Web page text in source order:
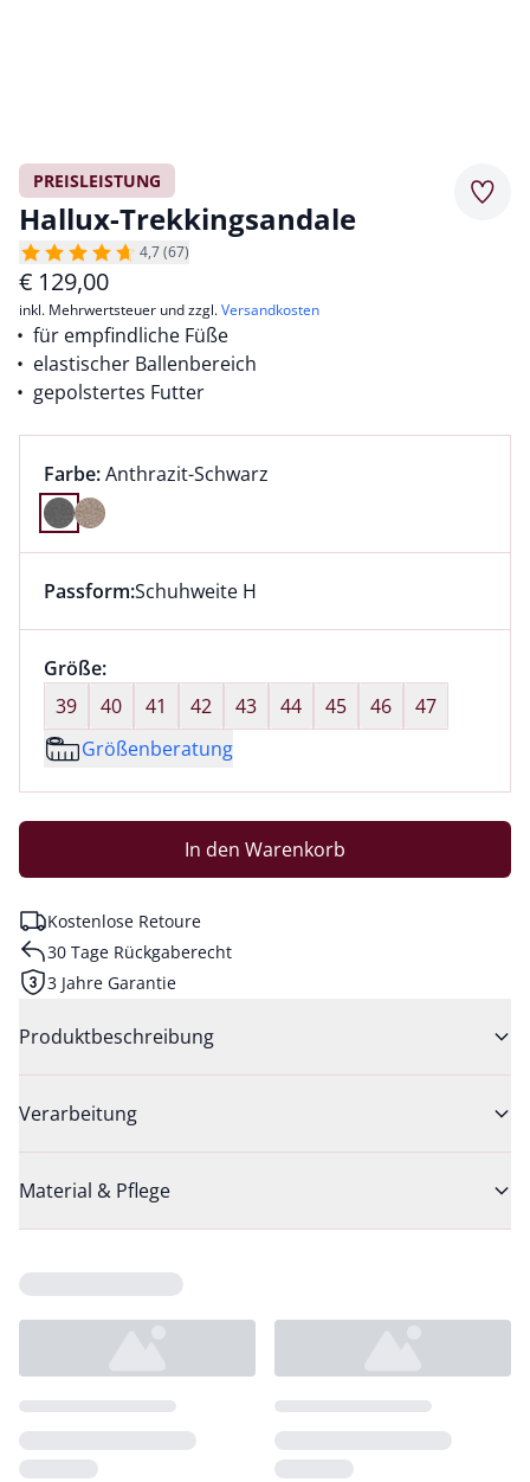
PREISLEISTUNG
Hallux-Trekkingsandale
4,7 (67)
€ 129,00
inkl. Mehrwertsteuer und zzgl.Versandkosten
für empfindliche Füße
elastischer Ballenbereich
gepolstertes Futter
Farbauswahl:
Farbe:aktuell ausgewählt:
Anthrazit-Schwarz
Farbe Anthrazit-Schwarz ausgewählt
Dieser Artikel hat die Passform Schuhweite H. für
Passform:Schuhweite H
Größenauswahl:
Größe:nichts ausgewählt
39
40 41 42 43 44 45 46
47
Größenberatung
In den Warenkorb
Kostenlose Retoure
30 Tage Rückgaberecht
3 Jahre Garantie
Produktbeschreibung
Verarbeitung
Material & Pflege